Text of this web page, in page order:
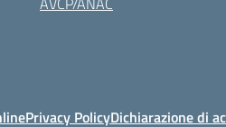
Privacy PolicyDichiarazione di